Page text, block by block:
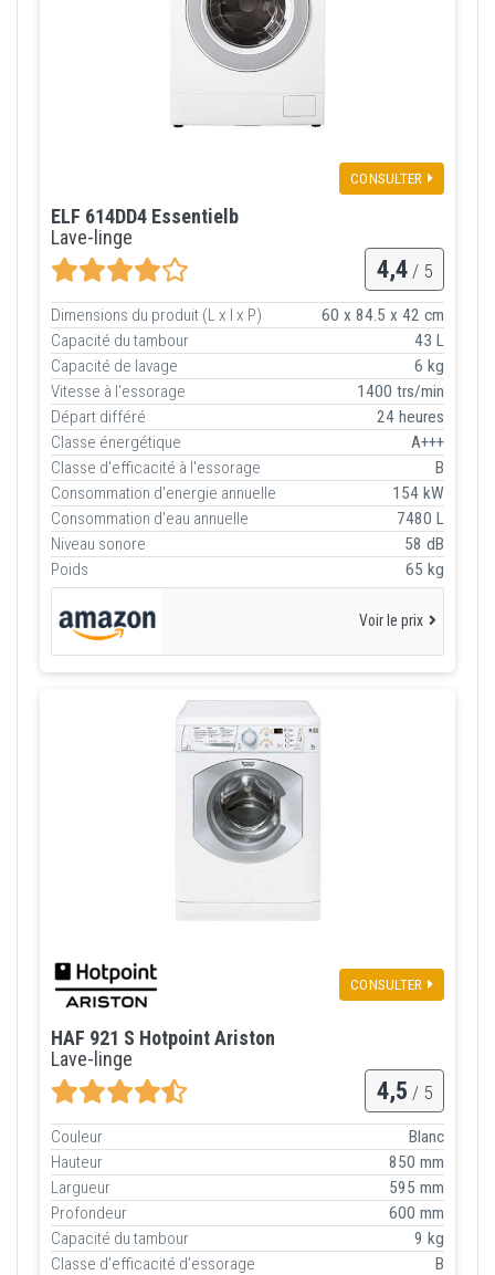
CONSULTER
ELF 614DD4 Essentielb
Lave-linge
4,4 / 5
Dimensions du produit (L x l x P)
60 x 84.5 x 42 cm
Capacité du tambour
43 L
Capacité de lavage
6 kg
Vitesse à l'essorage
1400 trs/min
Départ différé
24 heures
Classe énergétique
A+++
Classe d'efficacité à l'essorage
B
Consommation d'energie annuelle
154 kW
Consommation d'eau annuelle
7480 L
Niveau sonore
58 dB
Poids
65 kg
Voir le prix
CONSULTER
HAF 921 S Hotpoint Ariston
Lave-linge
4,5 / 5
Couleur
Blanc
Hauteur
850 mm
Largueur
595 mm
Profondeur
600 mm
Capacité du tambour
9 kg
Classe d’efficacité d’essorage
B